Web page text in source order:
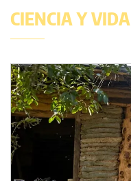
CIENCIA Y VIDA